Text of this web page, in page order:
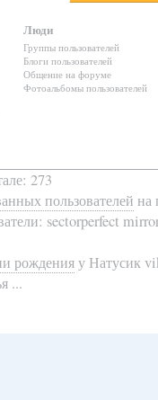
Люди
Группы пользователей
Блоги пользователей
Общение на форуме
Фотоальбомы пользователей
273
пользователей на
sectorperfect
рожденияу Натусик
...